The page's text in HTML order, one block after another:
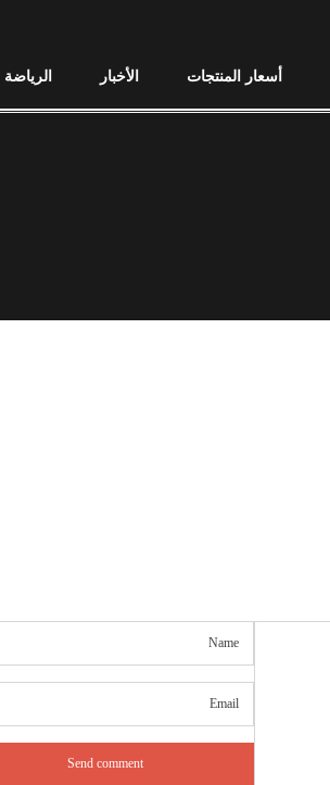
أسعار المنتجات الأخبار الرياضة